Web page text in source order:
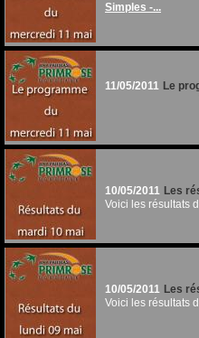
Simples -...
11/05/2011 Le
10/05/2011 Les
Voici les résultats
10/05/2011 Les
Voici les résultats